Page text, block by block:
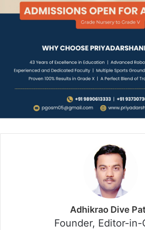
Adhikrao Dive
Founder, Editor-in-